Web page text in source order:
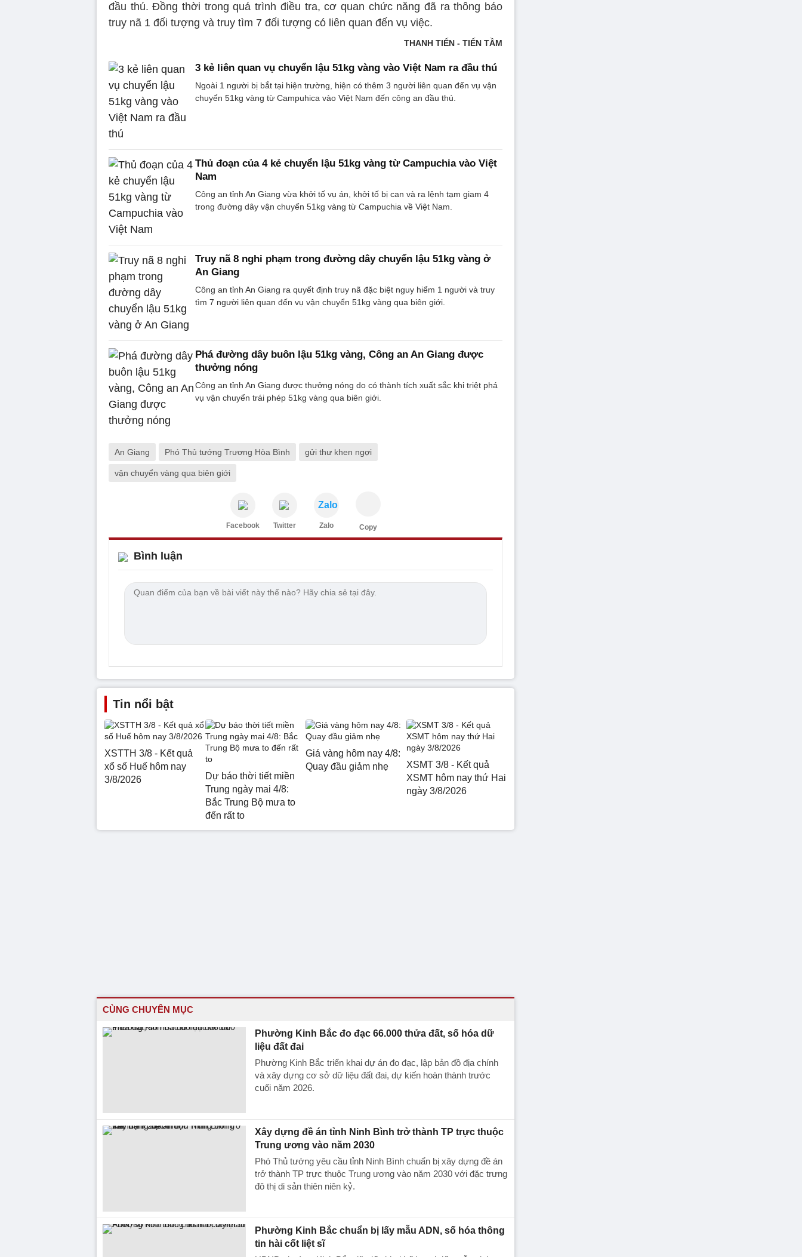
đầu thú. Đồng thời trong quá trình điều tra, cơ quan chức năng đã ra thông báo
truy nã 1 đối tượng và truy tìm 7 đối tượng có liên quan đến vụ việc.
THANH TIẾN - TIẾN TẦM
3 kẻ liên quan vụ chuyển lậu 51kg vàng vào Việt Nam ra đầu thú
Ngoài 1 người bị bắt tại hiện trường, hiện có thêm 3 người liên quan đến vụ vận
chuyển 51kg vàng từ Campuhica vào Việt Nam đến công an đầu thú.
Thủ đoạn của 4 kẻ chuyển lậu 51kg vàng từ Campuchia vào Việt
Nam
Công an tỉnh An Giang vừa khởi tố vụ án, khởi tố bị can và ra lệnh tạm giam 4
trong đường dây vận chuyển 51kg vàng từ Campuchia về Việt Nam.
Truy nã 8 nghi phạm trong đường dây chuyển lậu 51kg vàng ở
An Giang
Công an tỉnh An Giang ra quyết định truy nã đặc biệt nguy hiểm 1 người và truy
tìm 7 người liên quan đến vụ vận chuyển 51kg vàng qua biên giới.
Phá đường dây buôn lậu 51kg vàng, Công an An Giang được
thưởng nóng
Công an tỉnh An Giang được thưởng nóng do có thành tích xuất sắc khi triệt phá
vụ vận chuyển trái phép 51kg vàng qua biên giới.
An Giang Phó Thủ tướng Trương Hòa Bình gửi thư khen ngợi
vận chuyển vàng qua biên giới
Facebook Twitter
Zalo
Zalo Copy
Bình luận
Tin nổi bật
XSTTH 3/8 - Kết quả
xổ số Huế hôm nay
3/8/2026
Dự báo thời tiết miền
Trung ngày mai 4/8:
Bắc Trung Bộ mưa to
đến rất to
Giá vàng hôm nay 4/8:
Quay đầu giảm nhẹ
XSMT 3/8 - Kết quả
XSMT hôm nay thứ Hai
ngày 3/8/2026
CÙNG CHUYÊN MỤC
Phường Kinh Bắc đo đạc 66.000 thửa đất, số hóa dữ
liệu đất đai
Phường Kinh Bắc triển khai dự án đo đạc, lập bản đồ địa chính
và xây dựng cơ sở dữ liệu đất đai, dự kiến hoàn thành trước
cuối năm 2026.
Xây dựng đề án tỉnh Ninh Bình trở thành TP trực thuộc
Trung ương vào năm 2030
Phó Thủ tướng yêu cầu tỉnh Ninh Bình chuẩn bị xây dựng đề án
trở thành TP trực thuộc Trung ương vào năm 2030 với đặc trưng
đô thị di sản thiên niên kỷ.
Phường Kinh Bắc chuẩn bị lấy mẫu ADN, số hóa thông
tin hài cốt liệt sĩ